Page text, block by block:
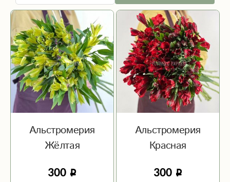
Альстромерия
Жёлтая
300
Альстромерия
Красная
300